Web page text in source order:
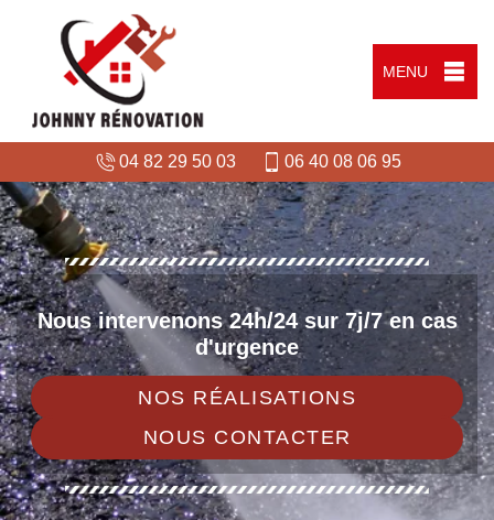
MENU
04 82 29 50 03 06 40 08 06 95
Nous intervenons 24h/24 sur 7j/7 en cas
d'urgence
NOS RÉALISATIONS
NOUS CONTACTER